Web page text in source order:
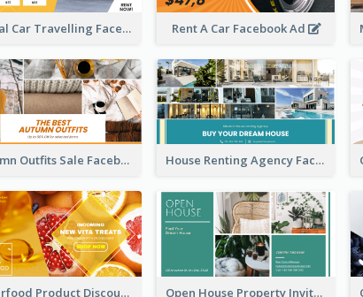
Rental Car Travelling Facebook Ad Rent A Car Facebook Ad
Autumn Outfits Sale Facebook Ad House Renting Agency Facebook Ad
Superfood Product Discount Facebook Ad Open House Property Invitation Facebook Ad